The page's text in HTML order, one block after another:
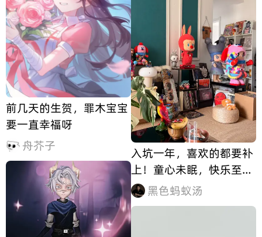
前几天的生贺，罪木宝宝
要一直幸福呀
舟芥子
入坑一年，喜欢的都要补
上！童心未眠，快乐至
上！✌️😃
黑色蚂蚁汤